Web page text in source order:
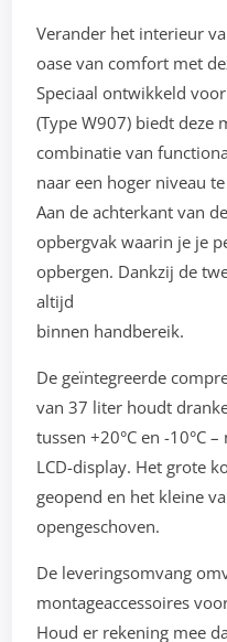
Verander het interieur
oase van comfort met
Speciaal ontwikkeld
(Type W907) biedt deze
combinatie van
naar een hoger niveau
Aan de achterkant van
opbergvak waarin je je
opbergen. Dankzij de
altijd
binnen handbereik.
De geïntegreerde
van 37 liter houdt
tussen +20°C en -10°C
LCD-display. Het grote
geopend en het kleine
opengeschoven.
De leveringsomvang
montageaccessoires
Houd er rekening mee